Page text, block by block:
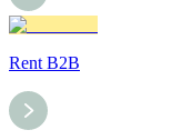
Rent B2B